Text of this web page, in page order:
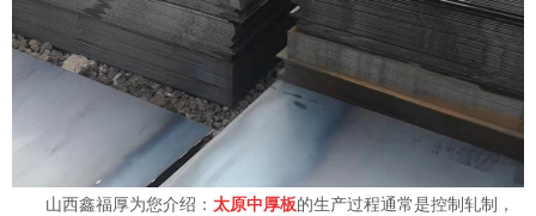
山西鑫福厚为您介绍： 太原中厚板的生产过程通常是控制轧制，